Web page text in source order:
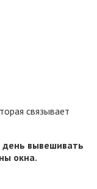
связывает
день вывешивать
окна.